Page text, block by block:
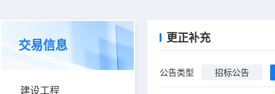
交易信息
建设工程
更正补充
公告类型 招标公告